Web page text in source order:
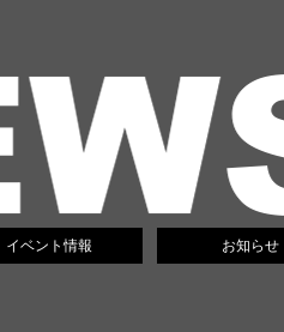
イベント情報 お知らせ